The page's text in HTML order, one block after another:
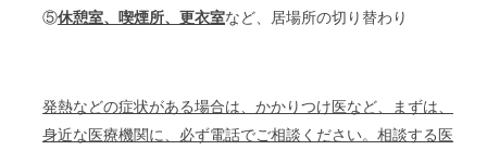
⑤休憩室、喫煙所、更衣室など、居場所の切り替わり
発熱などの症状がある場合は、かかりつけ医など、まずは、
身近な医療機関に、必ず電話でご相談ください。相談する医